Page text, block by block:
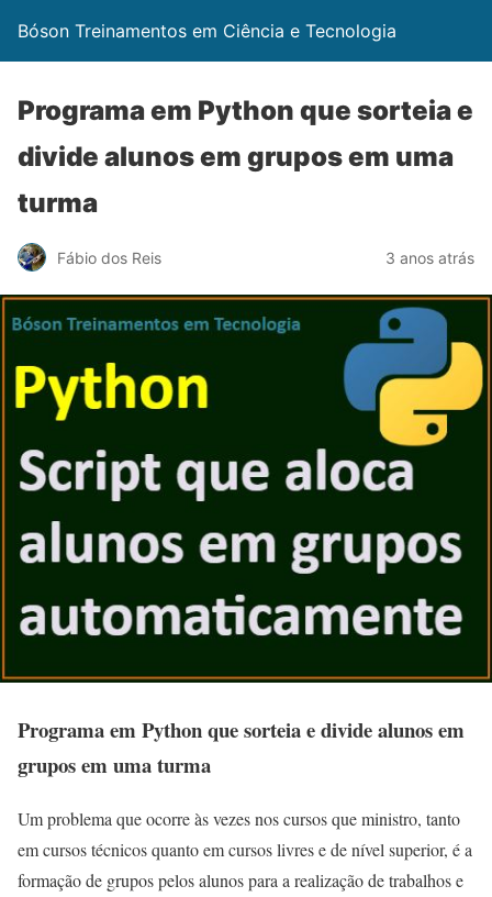
Bóson Treinamentos em Ciência e Tecnologia
Programa em Python que sorteia e
divide alunos em grupos em uma
turma
Fábio dos Reis 3 anos atrás
Programa em Python que sorteia e divide alunos em
grupos em uma turma
Um problema que ocorre às vezes nos cursos que ministro, tanto
em cursos técnicos quanto em cursos livres e de nível superior, é a
formação de grupos pelos alunos para a realização de trabalhos e